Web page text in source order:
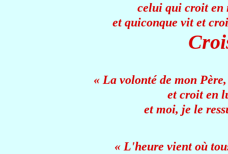
celui qui croit
et quiconque vit et
« La volonté de mon
et croit en
et moi, je le
« L'heure vient où